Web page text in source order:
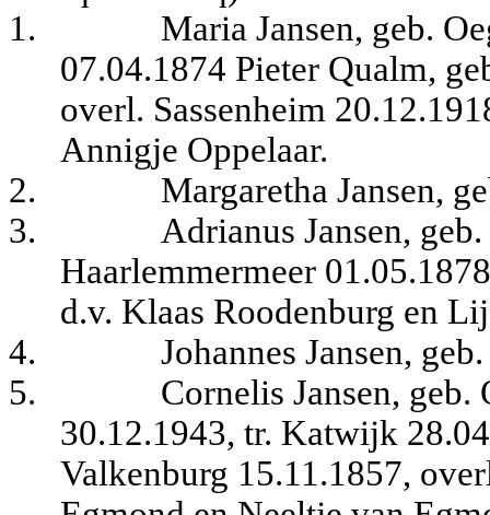
1.
Maria Jansen, geb.
07.04.1874 Pieter Qualm,
overl. Sassenheim
Annigje Oppelaar.
2.
Margaretha Jansen,
3.
Adrianus Jansen,
Haarlemmermeer
d.v. Klaas Roodenburg en
4.
Johannes Jansen,
5.
Cornelis Jansen,
30.12.1943, tr. Katwijk
Valkenburg 15.11.1857,